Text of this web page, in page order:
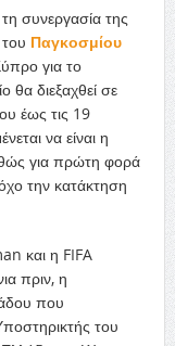
συνεργασία της
Παγκοσμίου
για το
διεξαχθεί σε
έως τις 19
να είναι η
για πρώτη φορά
την κατάκτηση
και η FIFA
πριν, η
που
του